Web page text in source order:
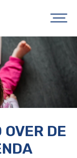
OVER DE